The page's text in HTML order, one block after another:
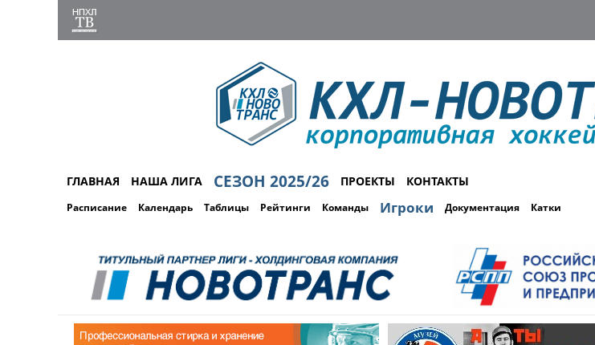
ГЛАВНАЯ НАША ЛИГА СЕЗОН 2025/26 ПРОЕКТЫ КОНТАКТЫ
Расписание Календарь Таблицы Рейтинги Команды Игроки Документация Катки